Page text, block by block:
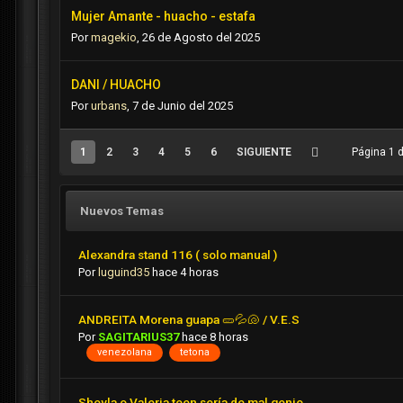
Mujer Amante - huacho - estafa
Pormagekio 26 de Agosto del 2025
DANI / HUACHO
Porurbans 7 de Junio del 2025
1 2 3 4 5 6 SIGUIENTE Página 1
Nuevos Temas
Alexandra stand 116 ( solo manual )
Porluguind35 hace 4 horas
ANDREITA Morena guapa 🥒💦🐚 / V.E.S
Por SAGITARIUS37 hace 8 horas
venezolana tetona